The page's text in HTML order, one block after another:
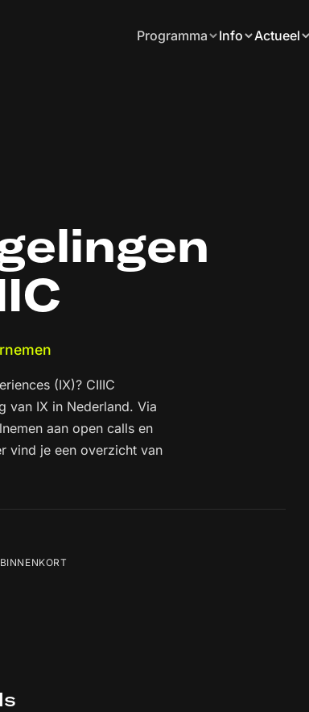
Programma Info Actueel
(IX)? CIIIC
van IX in Nederland. Via
aan open calls en
vind je een overzicht van